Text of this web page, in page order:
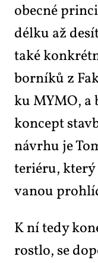
obec­né
dél­ku až
ta­ké
bor­ní­ků z
ku MY­MO, a
kon­cept
ná­vr­hu je
te­ri­é­ru, kte­rý
va­nou
K ní te­dy
rost­lo, se